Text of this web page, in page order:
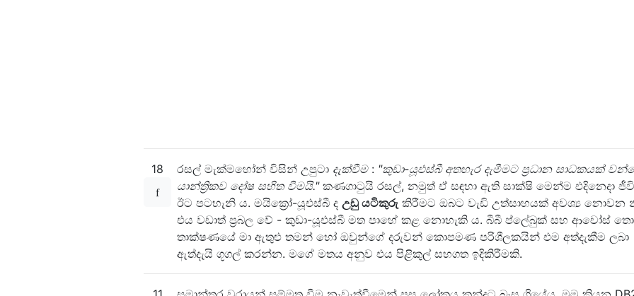
18 රසල් මැක්මහෝන් විසින් උපුටා දැක්වීම: "කුඩා-යූඑස්බී අතහැර දැමීමට ප්‍රධාන සාධකයක්
යාන්ත්‍රිකව දෝෂ සහිත වීමයි." කණගාටුයි රසල්, නමුත් ඒ සඳහා ඇති සාක්ෂි මෙන්ම එදිනෙදා
ඊට පටහැනි ය. මයික්‍රෝ-යූඑස්බී ද උඩු යටිකුරු කිරීමට ඔබට වැඩි උත්සාහයක් අවශ්‍ය නොවන
එය වඩාත් ප්‍රබල වේ - කුඩා-යූඑස්බී මත පාහේ කළ නොහැකි ය. බීබී ප්ලේබුක් සහ ආචෝස්
තාක්ෂණයේ මා ඇතුළු තමන් හෝ ඔවුන්ගේ දරුවන් කොපමණ පරිශීලකයින් එම අත්දැකීම ලබා
ඇත්දැයි ගූගල් කරන්න. මගේ මතය අනුව එය පිළිකුල් සහගත ඉදිකිරීමකි.